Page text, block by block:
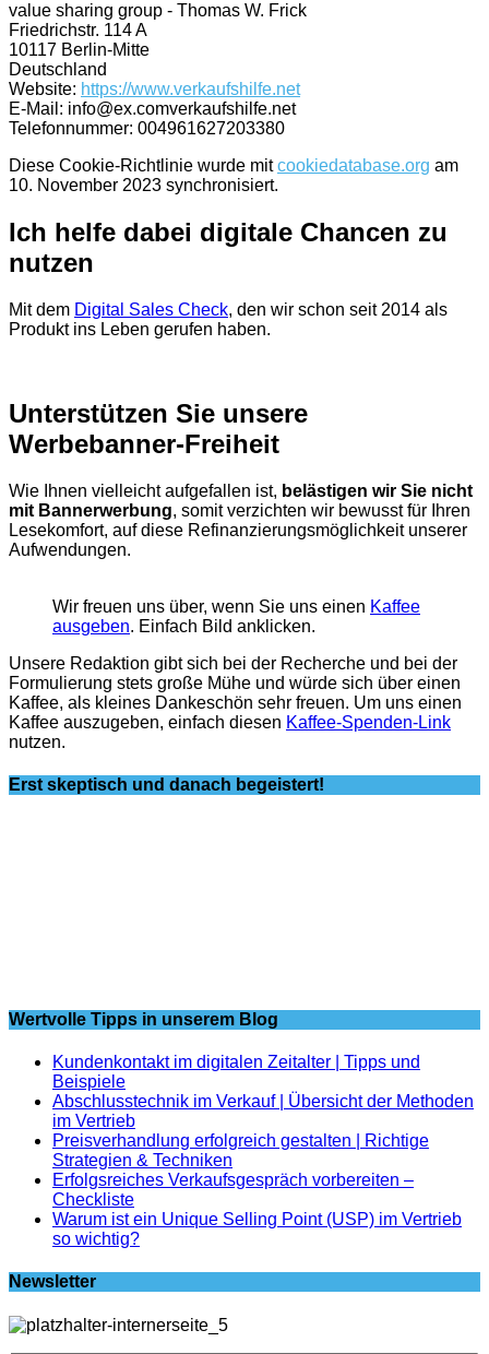
value sharing group - Thomas W. Frick
Friedrichstr. 114 A
10117 Berlin-Mitte
Deutschland
Website: https://www.verkaufshilfe.net
E-Mail: info@ex.comverkaufshilfe.net
Telefonnummer: 004961627203380
Diese Cookie-Richtlinie wurde mitcookiedatabase.org am
10. November 2023 synchronisiert.
Ich helfe dabei digitale Chancen zu
nutzen
Mit dem Digital Sales Check, den wir schon seit 2014 als
Produkt ins Leben gerufen haben.
Unterstützen Sie unsere
Werbebanner-Freiheit
Wie Ihnen vielleicht aufgefallen ist, belästigen wir Sie nicht
mit Bannerwerbung, somit verzichten wir bewusst für Ihren
Lesekomfort, auf diese Refinanzierungsmöglichkeit unserer
Aufwendungen.
Wir freuen uns über, wenn Sie uns einen Kaffee
ausgeben. Einfach Bild anklicken.
Unsere Redaktion gibt sich bei der Recherche und bei der
Formulierung stets große Mühe und würde sich über einen
Kaffee, als kleines Dankeschön sehr freuen. Um uns einen
Kaffee auszugeben, einfach diesen Kaffee-Spenden-Link
nutzen.
Erst skeptisch und danach begeistert!
Wertvolle Tipps in unserem Blog
Kundenkontakt im digitalen Zeitalter | Tipps und
Beispiele
Abschlusstechnik im Verkauf | Übersicht der Methoden
im Vertrieb
Preisverhandlung erfolgreich gestalten | Richtige
Strategien & Techniken
Erfolgsreiches Verkaufsgespräch vorbereiten –
Checkliste
Warum ist ein Unique Selling Point (USP) im Vertrieb
so wichtig?
Newsletter